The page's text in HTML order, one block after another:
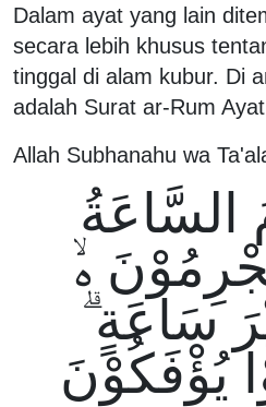
Dalam ayat yang lain
secara lebih khusus
tinggal di alam kubur. Di
adalah Surat ar-Rum
Allah Subhanahu wa
السَّاعَةُ
ەۙ
سَاعَةٍ
يُؤْفَكُوْنَ